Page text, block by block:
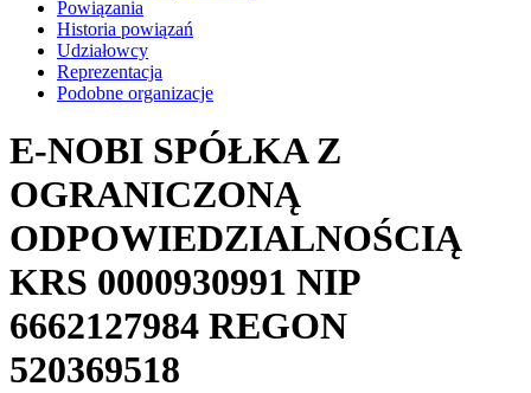
Powiązania
Historia powiązań
Udziałowcy
Reprezentacja
Podobne organizacje
E-NOBI SPÓŁKA Z
OGRANICZONĄ
ODPOWIEDZIALNOŚCIĄ
KRS 0000930991 NIP
6662127984 REGON
520369518